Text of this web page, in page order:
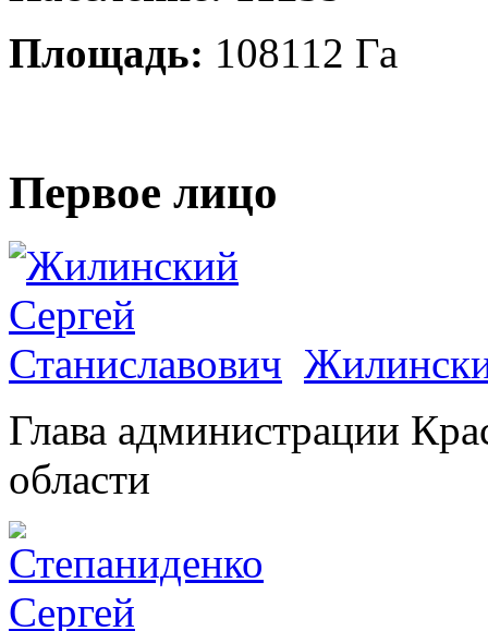
Площадь: 108112 Га
Первое лицо
Глава администрации
области